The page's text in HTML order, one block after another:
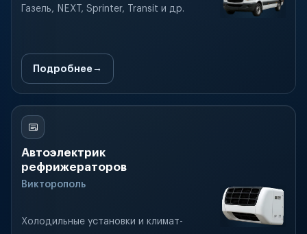
Газель, NEXT, Sprinter, Transit и др.
Подробнее
Автоэлектрик
рефрижераторов
Викторополь
Холодильные установки и климат-